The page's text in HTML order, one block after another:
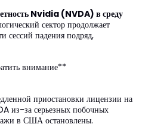
Nvidia (NVDA) в среду
сектор продолжает
сессий падения подряд,
внимание**
приостановки лицензии на
из-за серьезных побочных
в США остановлены.